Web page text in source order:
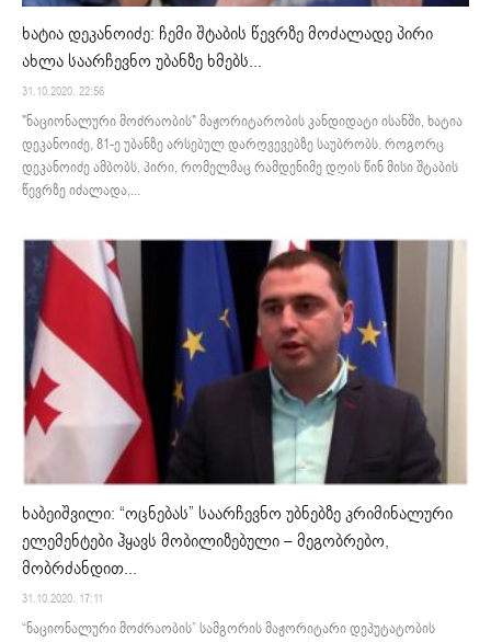
ხატია დეკანოიძე: ჩემი შტაბის წევრზე მოძალადე პირი
ახლა საარჩევნო უბანზე ხმებს...
31.10.2020. 22:56
"ნაციონალური მოძრაობის" მაჟორიტარობის კანდიდატი ისანში, ხატია
დეკანოიძე, 81-ე უბანზე არსებულ დარღვევებზე საუბრობს. როგორც
დეკანოიძე ამბობს, პირი, რომელმაც რამდენიმე დღის წინ მისი შტაბის
წევრზე იძალადა,...
ხაბეიშვილი: “ოცნებას” საარჩევნო უბნებზე კრიმინალური
ელემენტები ჰყავს მობილიზებული – მეგობრებო,
მობრძანდით...
31.10.2020. 17:11
“ნაციონალური მოძრაობის” სამგორის მაჟორიტარი დეპუტატობის